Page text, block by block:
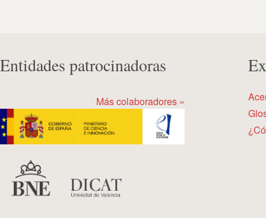
Entidades patrocinadoras
Más colaboradores »